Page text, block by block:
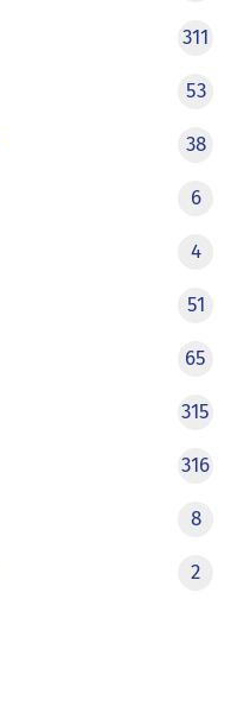
311
53
38
6
4
51
65
315
316
8
2